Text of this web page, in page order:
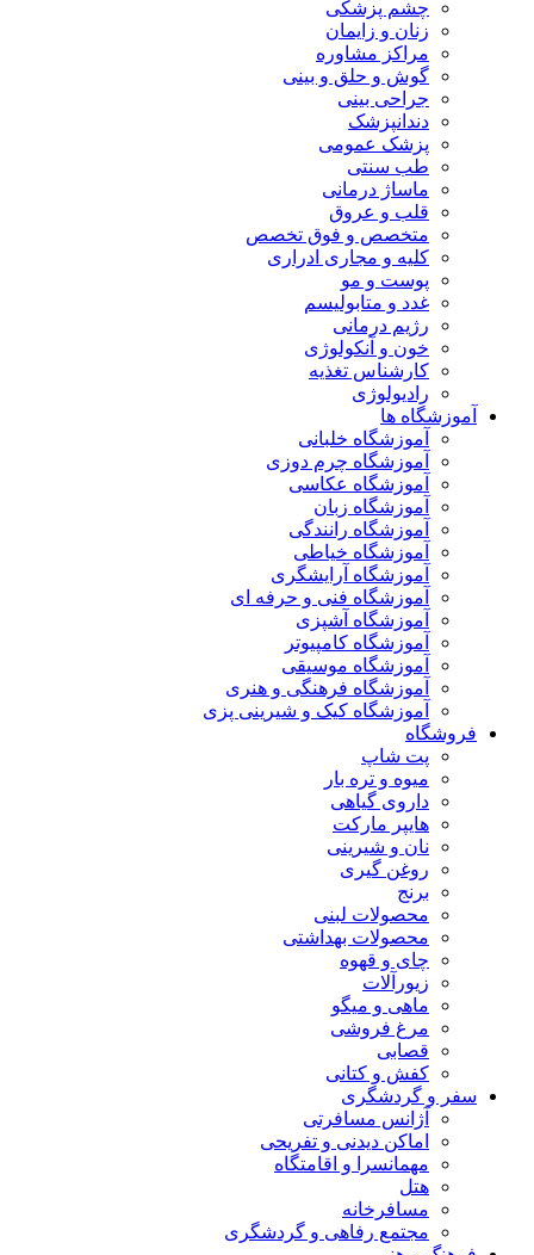
چشم پزشکی
زنان و زایمان
مراکز مشاوره
گوش و حلق و بینی
جراحی بینی
دندانپزشک
پزشک عمومی
طب سنتی
ماساژ درمانی
قلب و عروق
متخصص و فوق تخصص
کلیه و مجاری ادراری
پوست و مو
غدد و متابولیسم
رژیم درمانی
خون و آنکولوژی
کارشناس تغذیه
رادیولوژی
آموزشگاه ها
آموزشگاه خلبانی
آموزشگاه چرم دوزی
آموزشگاه عکاسی
آموزشگاه زبان
آموزشگاه رانندگی
آموزشگاه خیاطی
آموزشگاه آرایشگری
آموزشگاه فنی و حرفه ای
آموزشگاه آشپزی
آموزشگاه کامپیوتر
آموزشگاه موسیقی
آموزشگاه فرهنگی و هنری
آموزشگاه کیک و شیرینی پزی
فروشگاه
پت شاپ
میوه و تره بار
داروی گیاهی
هایپر مارکت
نان و شیرینی
روغن گیری
برنج
محصولات لبنی
محصولات بهداشتی
چای و قهوه
زیورآلات
ماهی و میگو
مرغ فروشی
قصابی
کفش و کتانی
سفر و گردشگری
آژانس مسافرتی
اماکن دیدنی و تفریحی
مهمانسرا و اقامتگاه
هتل
مسافرخانه
مجتمع رفاهی و گردشگری